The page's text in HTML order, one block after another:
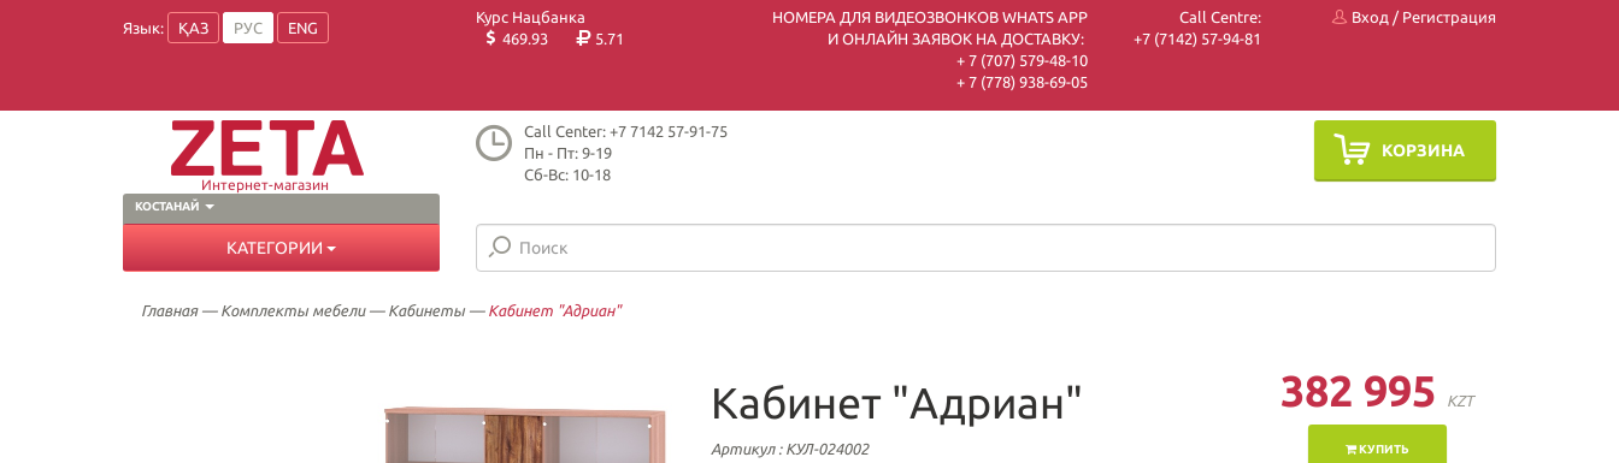
Язык: ҚАЗ РУС ENG
Курс Нацбанка
469.93
5.71
НОМЕРА ДЛЯ ВИДЕОЗВОНКОВ WHATS APP
И ОНЛАЙН ЗАЯВОК НА ДОСТАВКУ:
+ 7 (707) 579-48-10
+ 7 (778) 938-69-05
Call Centre:
+7 (7142) 57-94-81
Вход / Регистрация
КОСТАНАЙ
Интернет-магазин
Call Center: +7 7142 57-91-75
Пн - Пт: 9-19
Сб-Вс: 10-18
КОРЗИНА
КАТЕГОРИИ
Главная— Комплекты мебели— Кабинеты — Кабинет "Адриан"
382 995 KZT
КУПИТЬ
Кабинет "Адриан"
Артикул: КУЛ-024002